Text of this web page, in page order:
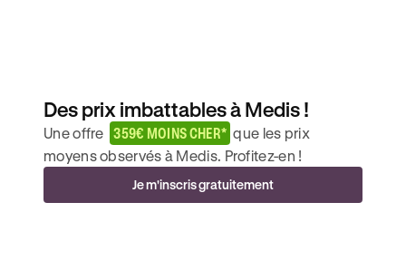
Des prix imbattables à Medis !
Une offre 359€ MOINS CHER* que les prix
moyens observés à Medis. Profitez-en !
Je m'inscris gratuitement